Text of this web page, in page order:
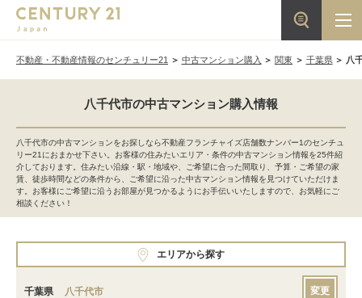
不動産・不動産情報のセンチュリー21 中古マンション購入 関東 千葉県 八
八千代市の中古マンション購入情報
八千代市の中古マンションをお探しなら不動産フランチャイズ店舗数ナンバー1のセンチュ
リー21におまかせ下さい。お客様の住みたいエリア・条件の中古マンション情報を25件紹
介しております。住みたい沿線・駅・地域や、ご希望に合った間取り、予算・ご希望の家
賃、徒歩時間などの条件から、ご希望に沿った中古マンション情報を見つけていただけま
す。お客様にご希望に沿うお部屋が見つかるようにお手伝いいたしますので、お気軽にご
相談ください！
エリアから探す
千葉県 八千代市 変更